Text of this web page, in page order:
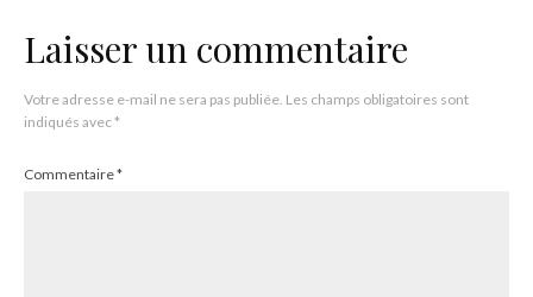
Laisser un commentaire
Votre adresse e-mail ne sera pas publiée. Les champs obligatoires sont
indiqués avec*
Commentaire*